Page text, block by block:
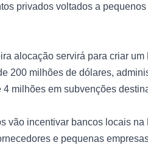
privados voltados a
alocação servirá para criar
200 milhões de dólares,
4 milhões em subvenções
vão incentivar bancos locais
e pequenas